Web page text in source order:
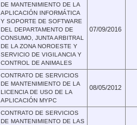
DE MANTENIMIENTO DE LA
APLICACIÓN INFORMÁTICA
Y SOPORTE DE SOFTWARE
DEL DEPARTAMENTO DE
CONSUMO, JUNTA ARBITRAL
DE LA ZONA NOROESTE Y
SERVICIO DE VIGILANCIA Y
CONTROL DE ANIMALES
07/09/2016
CONTRATO DE SERVICIOS
DE MANTENIMIENTO DE LA
LICENCIA DE USO DE LA
APLICACIÓN MYPC
08/05/2012
CONTRATO DE SERVICIOS
DE MANTENIMIENTO DE LAS